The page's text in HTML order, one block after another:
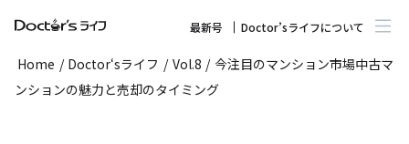
最新号 Doctor’sライフについて
Home / Doctor‘sライフ / Vol.8 / 今注目のマンション市場中古マ
ンションの魅力と売却のタイミング